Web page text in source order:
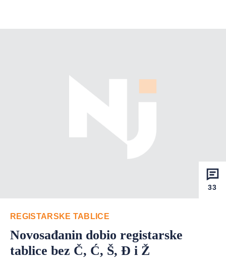
33
REGISTARSKE TABLICE
Novosađanin dobio registarske
tablice bez Č, Ć, Š, Đ i Ž